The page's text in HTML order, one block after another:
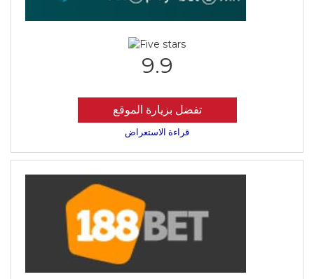
9.9
تفضل بزيارة الموقع
قراءة الاستعراض